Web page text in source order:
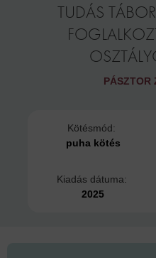
TUDÁS
PÁSZTOR
Kötésmód:
puha kötés
Kiadás dátuma:
2025